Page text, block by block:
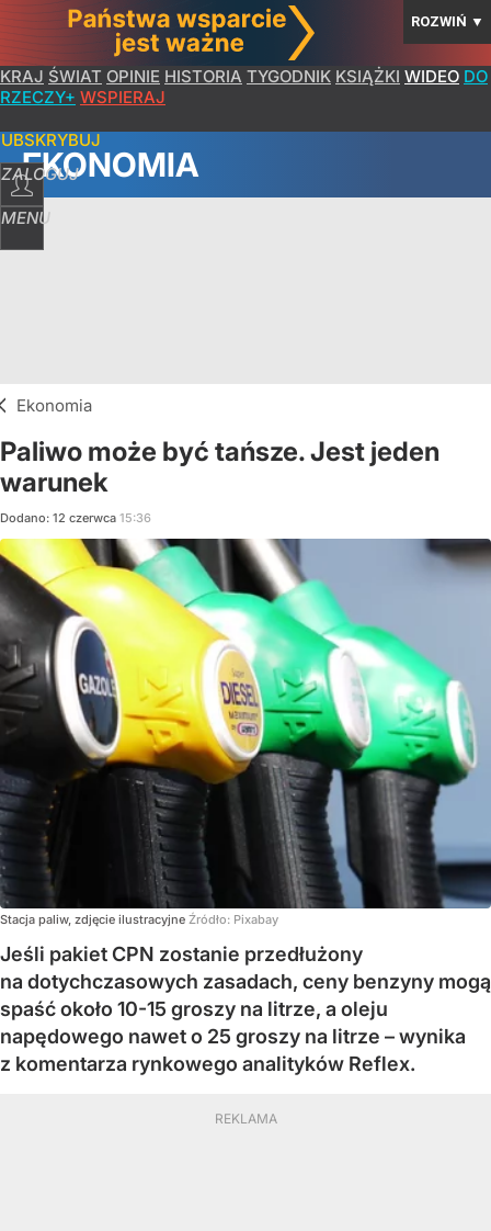
ROZWIŃ ▼
KRAJ ŚWIAT OPINIE HISTORIA TYGODNIK KSIĄŻKI WIDEO DO
RZECZY+ WSPIERAJ
ZALOGUJ
MENU
EKONOMIA
Ekonomia
Paliwo może być tańsze. Jest jeden
warunek
Dodano: 12 czerwca 15:36
Stacja paliw, zdjęcie ilustracyjne Źródło: Pixabay
Jeśli pakiet CPN zostanie przedłużony
na dotychczasowych zasadach, ceny benzyny mogą
spaść około 10-15 groszy na litrze, a oleju
napędowego nawet o 25 groszy na litrze – wynika
z komentarza rynkowego analityków Reflex.